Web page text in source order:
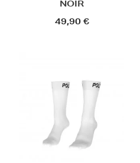
NOIR
49,90 €